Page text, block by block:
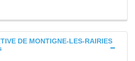
DE MONTIGNE-LES-RAIRIES